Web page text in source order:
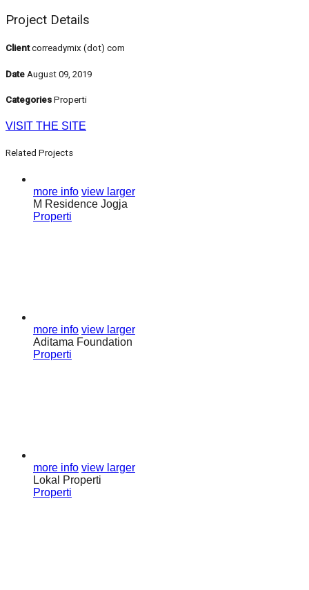
Project Details
Clientcorreadymix (dot) com
Date August 09, 2019
Categories Properti
VISIT THE SITE
Related Projects
more info view larger
M Residence Jogja
Properti
more info view larger
Aditama Foundation
Properti
more info view larger
Lokal Properti
Properti